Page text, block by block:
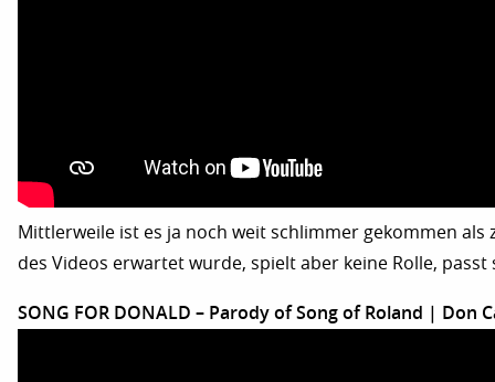
Mittlerweile ist es ja noch weit schlimmer gekommen als
des Videos erwartet wurde, spielt aber keine Rolle, passt
SONG FOR DONALD – Parody of Song of Roland | Don